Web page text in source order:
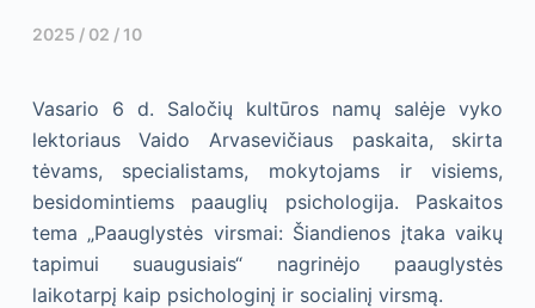
2025 / 02 / 10
Vasario 6 d. Saločių kultūros namų salėje vyko
lektoriaus Vaido Arvasevičiaus paskaita, skirta
tėvams, specialistams, mokytojams ir visiems,
besidomintiems paauglių psichologija. Paskaitos
tema „Paauglystės virsmai: Šiandienos įtaka vaikų
tapimui suaugusiais“ nagrinėjo paauglystės
laikotarpį kaip psichologinį ir socialinį virsmą.